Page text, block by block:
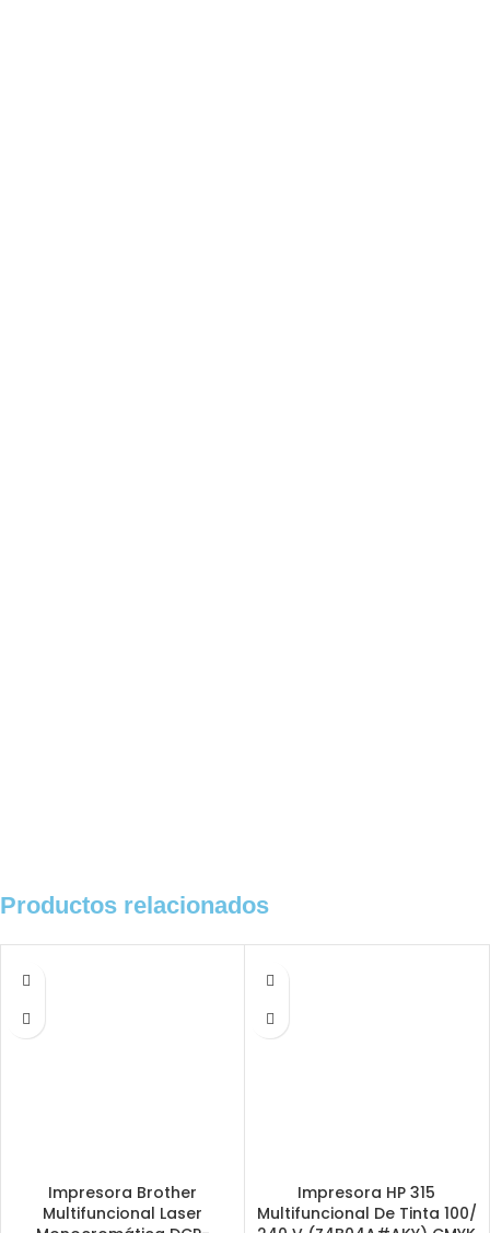
Productos relacionados
Impresora Brother
Multifuncional Laser
Impresora HP 315
Multifuncional De Tinta 100/